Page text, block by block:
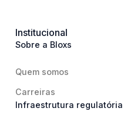
Institucional
Sobre a Bloxs
Quem somos
Carreiras
Infraestrutura regulatória